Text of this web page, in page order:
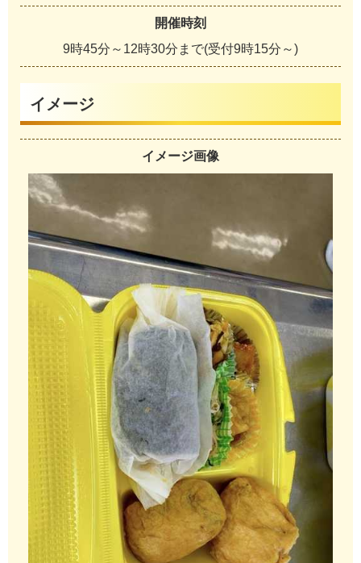
開催時刻
9時45分 ～ 12時30分 ま で(受付9時15分 ～)
イメージ
イメージ画像